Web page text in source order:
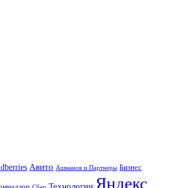
Авито Ашманов и Партнеры Бизнес
Технологии Яндекс